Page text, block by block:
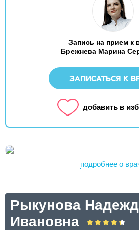
Запись на прием к
Брежнева Марина
ЗАПИСАТЬСЯ К
добавить в
подробнее о
Рыкунова
Ивановна